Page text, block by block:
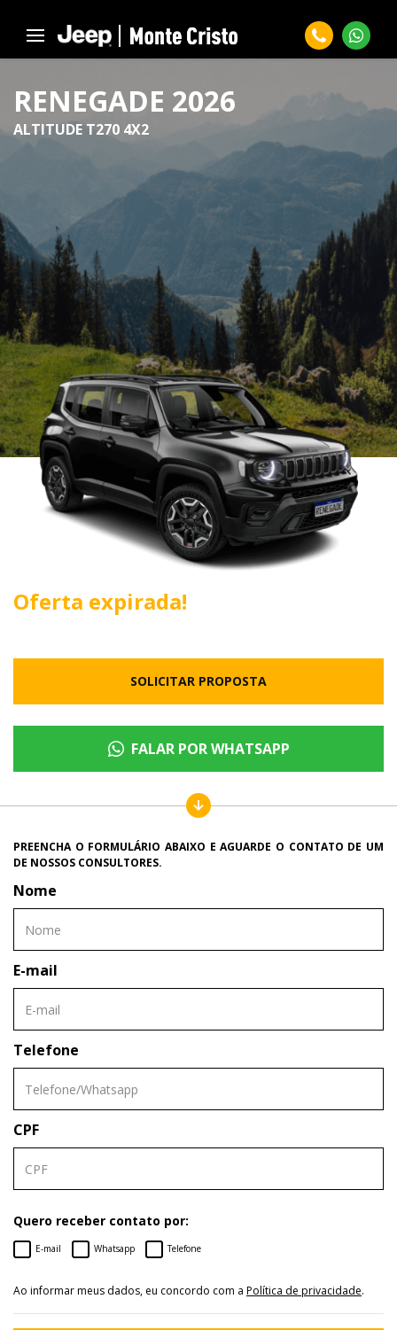
RENEGADE 2026
ALTITUDE T270 4X2
Oferta expirada!
SOLICITAR PROPOSTA
FALAR POR WHATSAPP
PREENCHA O FORMULÁRIO ABAIXO E AGUARDE O CONTATO DE UM
DE NOSSOS CONSULTORES.
Nome
E-mail
Telefone
CPF
Quero receber contato por:
E-mail Whatsapp Telefone
Ao informar meus dados, eu concordo com a Política de privacidade.